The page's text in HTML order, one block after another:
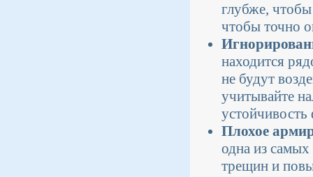
глубже, чтобы
чтобы точно
находится
не будут
учитывайте
Плохое
одна из
трещин и